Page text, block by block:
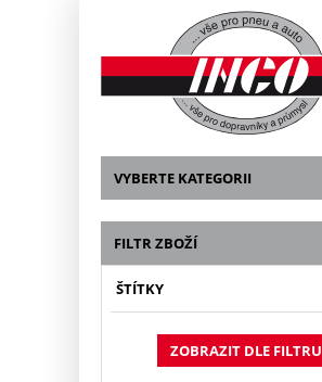
VYBERTE KATEGORII
FILTR ZBOŽÍ
ŠTÍTKY
ZOBRAZIT DLE FILTRU